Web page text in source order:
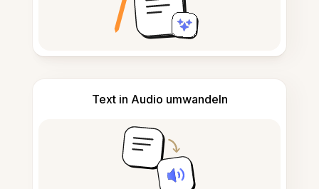
Text in Audio umwandeln